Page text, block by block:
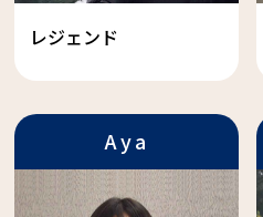
レジェンド
Aya